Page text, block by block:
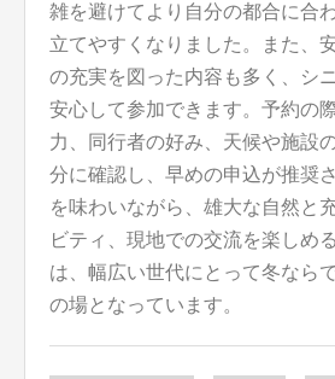
雑を避けてより自分の都合に合
立てやすくなりました。また、
の充実を図った内容も多く、シ
安心して参加できます。予約の
力、同行者の好み、天候や施設
分に確認し、早めの申込が推奨
を味わいながら、雄大な自然と
ビティ、現地での交流を楽しめ
は、幅広い世代にとって冬なら
の場となっています。